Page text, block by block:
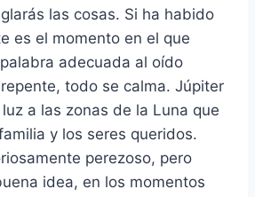
las cosas. Si ha habido
es el momento en el que
adecuada al oído
todo se calma. Júpiter
a las zonas de la Luna que
y los seres queridos.
perezoso, pero
idea, en los momentos